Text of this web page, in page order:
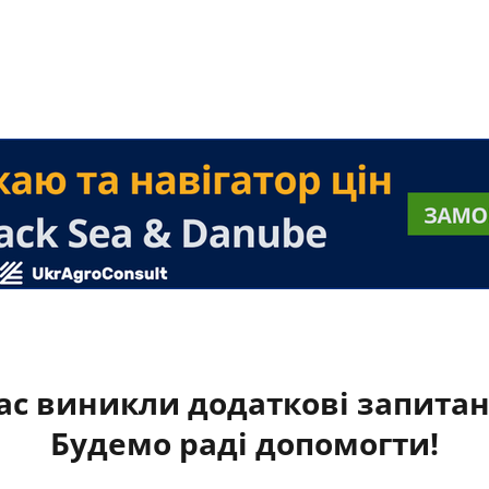
виникли додаткові
Будемо раді допомогти!